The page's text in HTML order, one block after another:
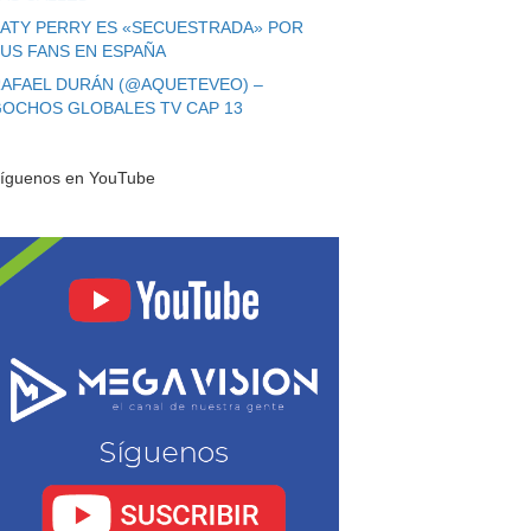
PERRY ES «SECUESTRADA» POR
FANS EN ESPAÑA
DURÁN (@AQUETEVEO) –
GLOBALES TV CAP 13
en YouTube